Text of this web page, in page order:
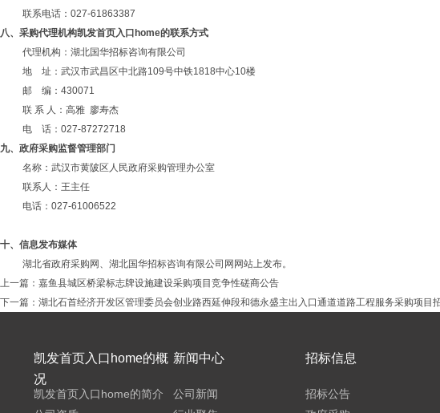
联系电话： 027-61863387
八、采购代理机构凯发首页入口home的联系方式
代理机构：湖北国华招标咨询有限公司
地
址：武汉市武昌区中北路109号中铁1818中心10楼
邮
编： 430071
联 系 人：高雅 廖寿杰
电
话： 027-87272718
九、 政府采购监督管理部门
名称：武汉市黄陂区人民政府采购管理办公室
联系人：王主任
电话： 027-61006522
十、信息发布媒体
湖北省政府采购网、湖北国华招标咨询有限公司网网站上发布。
上一篇： 嘉鱼县城区桥梁标志牌设施建设采购项目竞争性磋商公告
下一篇： 湖北石首经济开发区管理委员会创业路西延伸段和德永盛主出入口通道道路工程服务采购项目
凯发首页入口home的概
况
凯发首页入口home的简介
新闻中心
公司新闻
招标信息
招标公告